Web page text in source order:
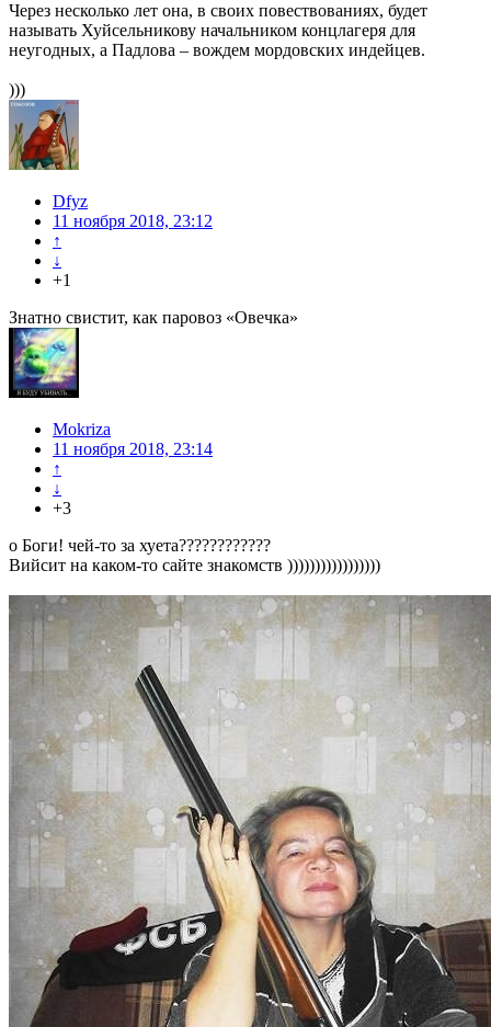
Через несколько лет она, в своих повествованиях, будет
называть Хуйсельникову начальником концлагеря для
неугодных, а Падлова – вождем мордовских индейцев.
)))
Dfyz
11 ноября 2018, 23:12
↑
↓
+1
Знатно свистит, как паровоз «Овечка»
Mokriza
11 ноября 2018, 23:14
↑
↓
+3
о Боги! чей-то за хуета????????????
Вийсит на каком-то сайте знакомств )))))))))))))))))